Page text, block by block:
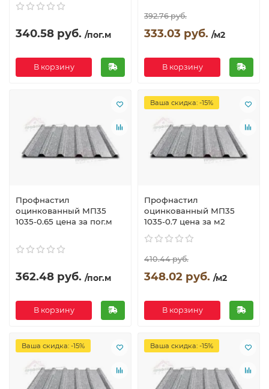
340.58 руб. /пог.м
В корзину
392.76 руб.
333.03 руб. /м2
В корзину
Профнастил
оцинкованный МП35
1035-0.65 цена за пог.м
362.48 руб. /пог.м
В корзину
Ваша скидка: -15%
Профнастил
оцинкованный МП35
1035-0.7 цена за м2
410.44 руб.
348.02 руб. /м2
В корзину
Ваша скидка: -15% Ваша скидка: -15%